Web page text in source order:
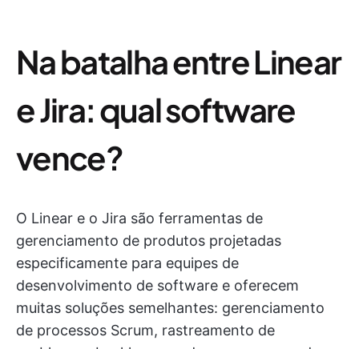
Na batalha entre Linear
e Jira: qual software
vence?
O Linear e o Jira são ferramentas de
gerenciamento de produtos projetadas
especificamente para equipes de
desenvolvimento de software e oferecem
muitas soluções semelhantes: gerenciamento
de processos Scrum, rastreamento de